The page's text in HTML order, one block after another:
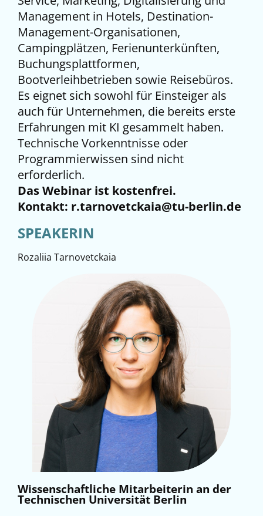
Management in Hotels, Destination-
Management-Organisationen,
Campingplätzen, Ferienunterkünften,
Buchungsplattformen,
Bootverleihbetrieben sowie Reisebüros.
Es eignet sich sowohl für Einsteiger als
auch für Unternehmen, die bereits erste
Erfahrungen mit KI gesammelt haben.
Technische Vorkenntnisse oder
Programmierwissen sind nicht
erforderlich.
Das Webinar ist kostenfrei.
Kontakt: r.tarnovetckaia@tu-berlin.de
SPEAKERIN
Rozaliia Tarnovetckaia
Wissenschaftliche Mitarbeiterin an der
Technischen Universität Berlin